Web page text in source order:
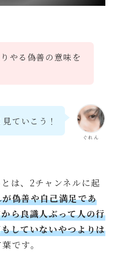
やる偽善の意味を
ぐれん
ていこう！
は、2チャンネルに起
偽善や自己満足であ
ら良識人ぶって人の行
していないやつよりは
です。